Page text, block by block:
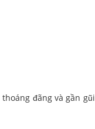
đãng và gần gũi